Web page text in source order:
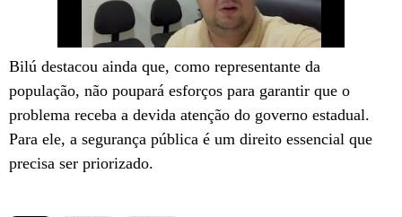
Bilú destacou ainda que, como representante da
população, não poupará esforços para garantir que o
problema receba a devida atenção do governo estadual.
Para ele, a segurança pública é um direito essencial que
precisa ser priorizado.